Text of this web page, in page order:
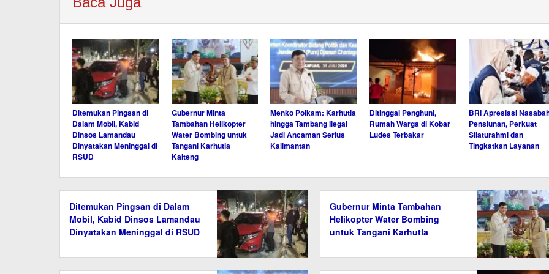
Ditemukan Pingsan di
Dalam Mobil, Kabid
Dinsos Lamandau
Dinyatakan Meninggal di
RSUD
Gubernur Minta
Tambahan Helikopter
Water Bombing untuk
Tangani Karhutla
Kalteng
Menko Polkam: Karhutla
hingga Tambang Ilegal
Jadi Ancaman Serius
Kalimantan
Ditinggal Penghuni,
Rumah Warga di Kobar
Ludes Terbakar
BRI Apresiasi
Pensiunan, Perkuat
Silaturahmi dan
Tingkatkan Layanan
Ditemukan Pingsan di Dalam
Mobil, Kabid Dinsos Lamandau
Dinyatakan Meninggal di RSUD
Gubernur Minta Tambahan
Helikopter Water Bombing
untuk Tangani Karhutla